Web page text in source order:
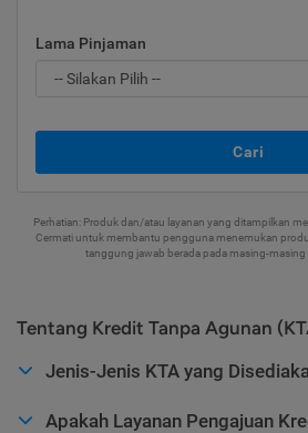
Lama Pinjaman
Cari
Perhatian: Produk dan/atau layanan yang ditampilkan
Cermati untuk membantu pengguna menemukan
tanggung jawab berada pada masing-masing
Tentang Kredit Tanpa Agunan
Jenis-Jenis KTA yang
Apakah Layanan Pengajuan